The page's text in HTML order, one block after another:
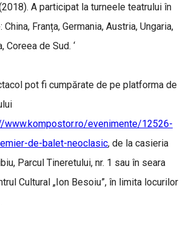
A participat la turneele teatrului în
Franța, Germania, Austria, Ungaria,
Coreea de Sud. ‘
pot fi cumpărate de pe platforma de
www.kompostor.ro/evenimente/12526-
de-balet-neoclasic, de la casieria
Parcul Tineretului, nr. 1 sau în seara
Cultural „Ion Besoiu”, în limita locurilor